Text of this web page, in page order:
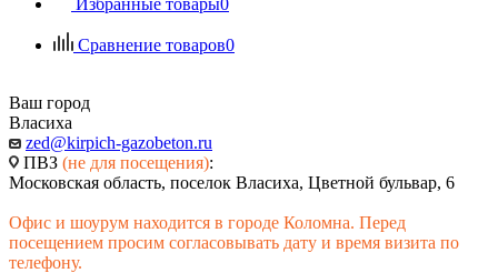
Избранные товары0
Сравнение товаров0
Ваш город
Власиха
zed@kirpich-gazobeton.ru
ПВЗ (не для посещения):
Московская область, поселок Власиха, Цветной бульвар, 6
Офис и шоурум находится в городе Коломна. Перед
посещением просим согласовывать дату и время визита по
телефону.